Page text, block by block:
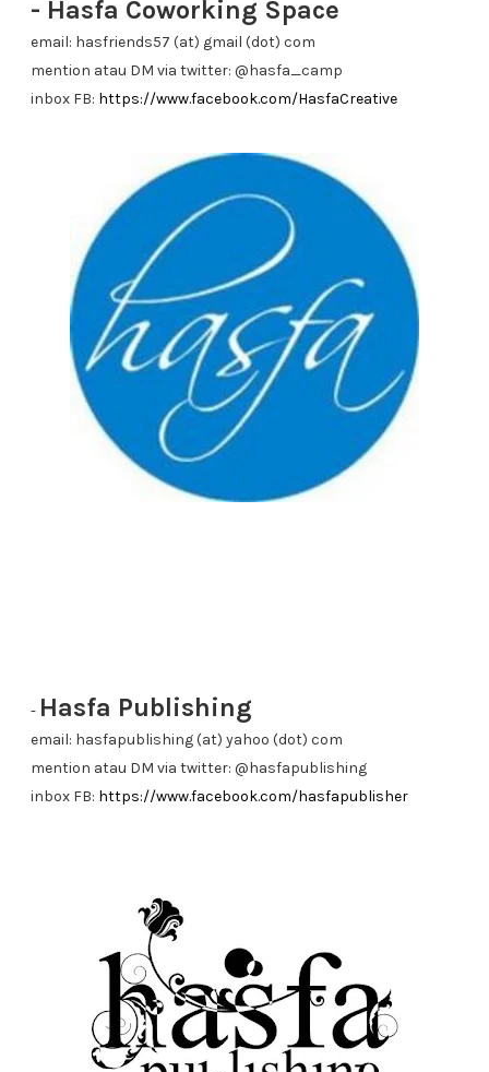
- Hasfa Coworking Space
email: hasfriends57 (at) gmail (dot) com
mention atau DM via twitter: @hasfa_camp
inbox FB: https://www.facebook.com/HasfaCreative
- Hasfa Publishing
email: hasfapublishing (at) yahoo (dot) com
mention atau DM via twitter: @hasfapublishing
inbox FB: https://www.facebook.com/hasfapublisher